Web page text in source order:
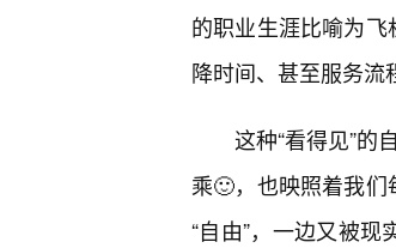
的职业生涯比喻为
降时间、甚至服务流
这种“看得见”的
乘🙂，也映照着我
“自由”，一边又被现